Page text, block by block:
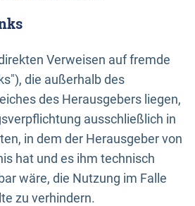
Verweisen auf fremde
die außerhalb des
des Herausgebers liegen,
ausschließlich in
in dem der Herausgeber von
hat und es ihm technisch
wäre, die Nutzung im Falle
zu verhindern.